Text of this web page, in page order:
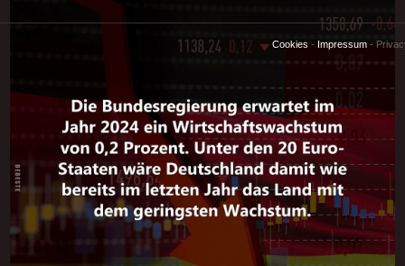
Cookies - Impressum -